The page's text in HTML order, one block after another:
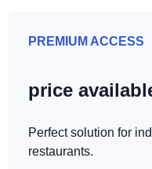
PREMIUM ACCESS
price
Perfect solution for
restaurants.